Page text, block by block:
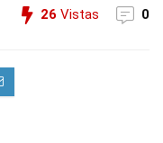
26 Vistas 0